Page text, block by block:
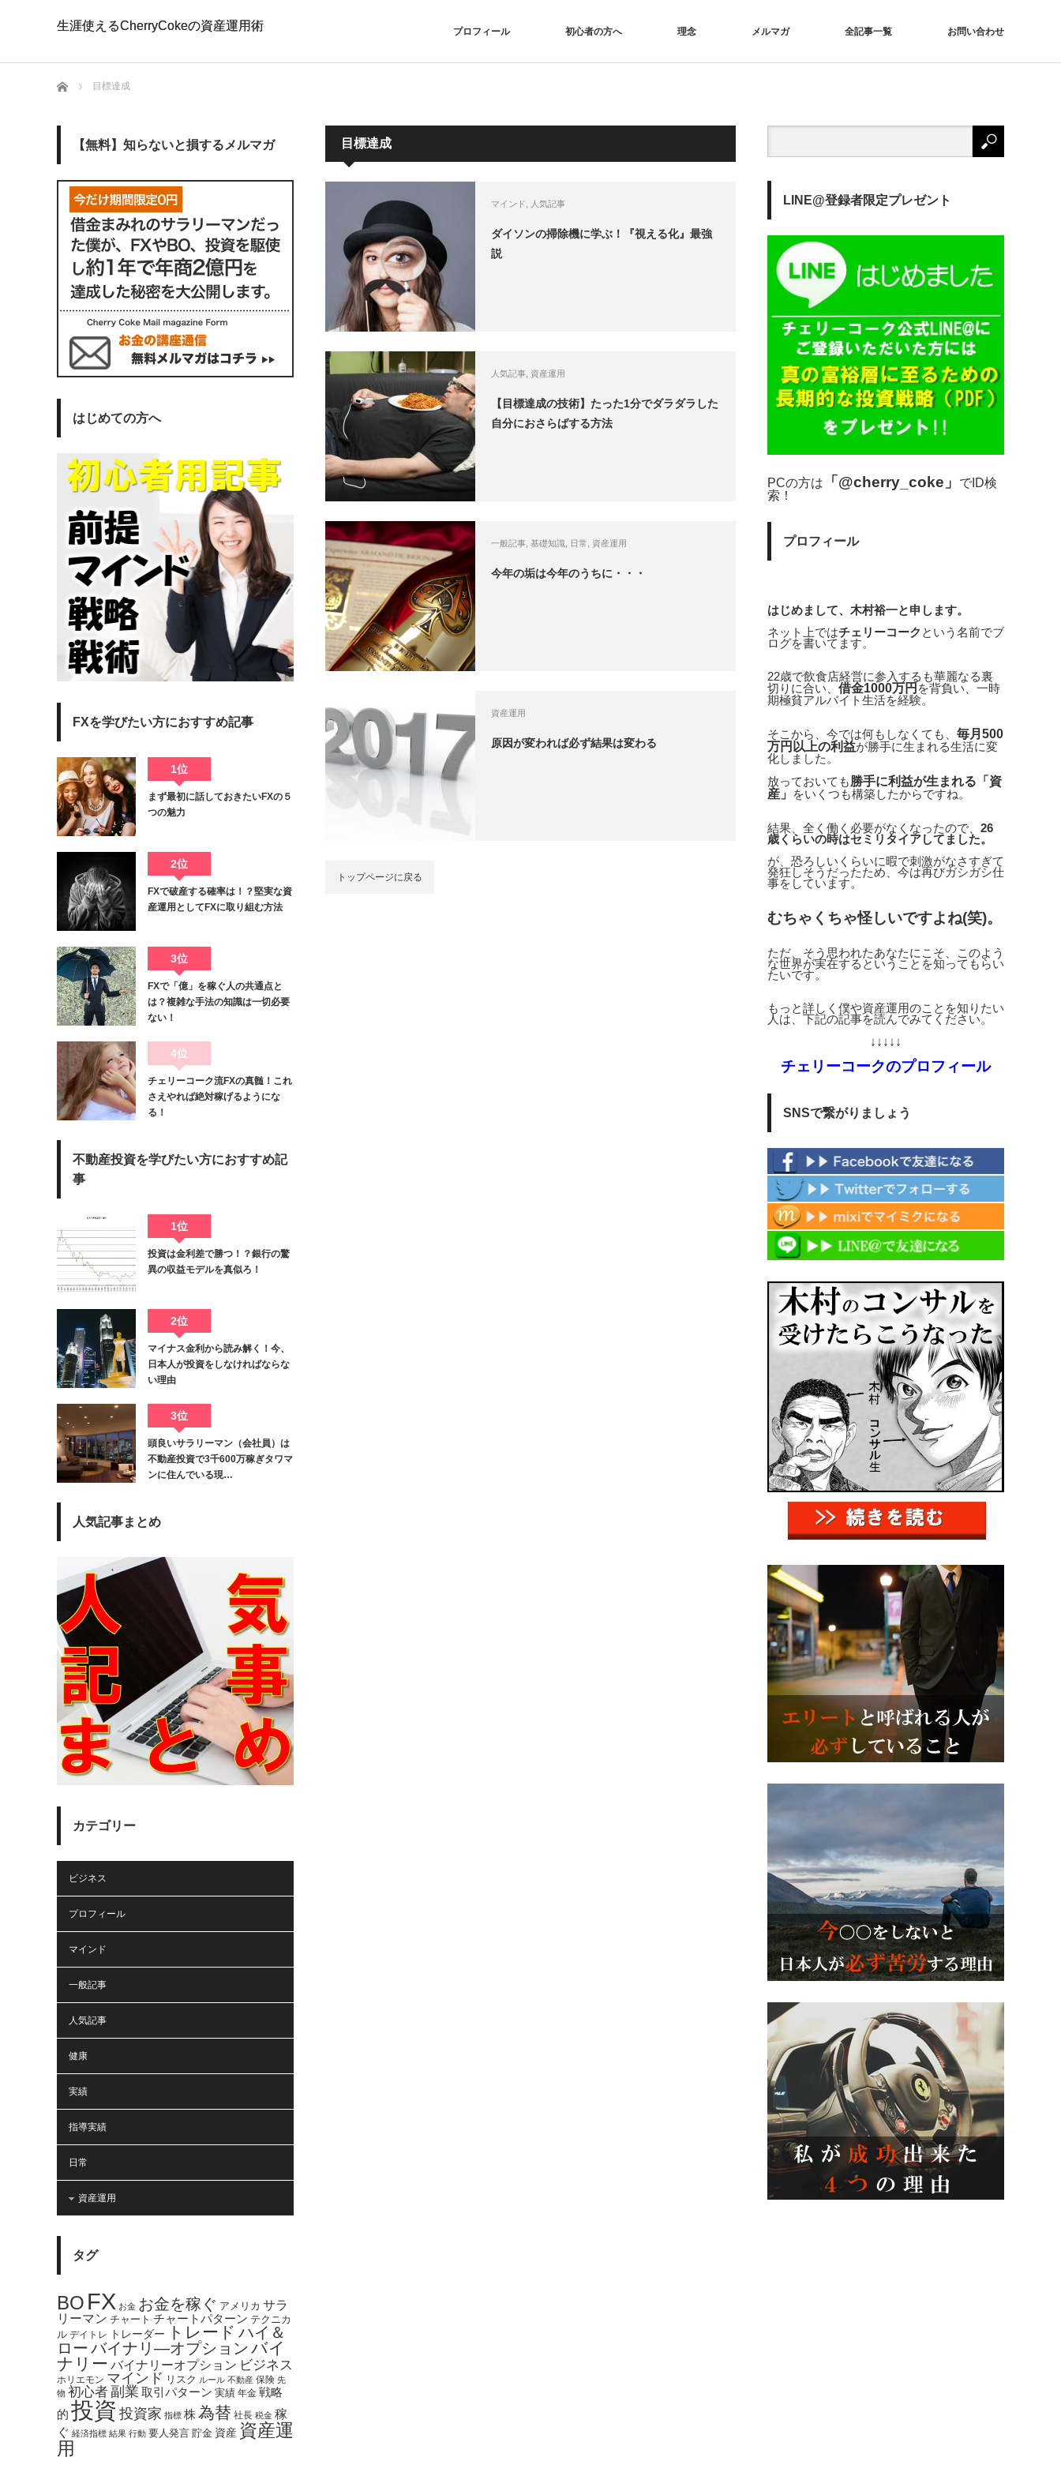
生涯使えるCherryCokeの資産運用術
生涯使えるCherryCokeの資産運用術 プロフィール 初心者の方へ 理念 メルマガ 全記事一覧 お問い合わせ
ホーム 目標達成
目標達成
マインド 人気記事
ダイソンの掃除機に学ぶ！『視える化』最強
説
人気記事 資産運用
【目標達成の技術】たった1分でダラダラした
自分におさらばする方法
一般記事 基礎知識 日常 資産運用
今年の垢は今年のうちに・・・
資産運用
原因が変われば必ず結果は変わる
トップページに戻る
【無料】知らないと損するメルマガ
はじめての方へ
FXを学びたい方におすすめ記事
1位
まず最初に話しておきたいFXの５
つの魅力
2位
FXで破産する確率は！？堅実な資
産運用としてFXに取り組む方法
3位
FXで「億」を稼ぐ人の共通点と
は？複雑な手法の知識は一切必要
ない！
4位
チェリーコーク流FXの真髄！これ
さえやれば絶対稼げるようにな
る！
不動産投資を学びたい方におすすめ記
事
1位
投資は金利差で勝つ！？銀行の驚
異の収益モデルを真似ろ！
2位
マイナス金利から読み解く！今、
日本人が投資をしなければならな
い理由
3位
頭良いサラリーマン（会社員）は
不動産投資で3千600万稼ぎタワマ
ンに住んでいる現…
人気記事まとめ
カテゴリー
ビジネス
プロフィール
マインド
一般記事
人気記事
健康
実績
指導実績
日常
資産運用
タグ
BO FX お金 お金を稼ぐ アメリカ サラ
リーマン チャート チャートパターン テクニカ
ル デイトレ トレーダー トレード ハイ＆
ローバイナリ―オプションバイ
ナリー バイナリーオプション ビジネス
ホリエモン マインド リスク ルール 不動産 保険 先
物 初心者副業 取引パターン 実績 年金 戦略
的 投資 投資家 指標 株為替 社長 税金 稼
ぐ 経済指標 結果 行動 要人発言 貯金 資産 資産運
用
LINE@登録者限定プレゼント
PCの方は 「@cherry_coke」
でID検
索！
プロフィール
はじめまして、木村裕一と申します。
ネット上ではチェリーコーク という名前でブ
ログを書いてます。
22歳で飲食店経営に参入するも華麗なる裏
切りに合い、 借金1000万円 を背負い、一時
期極貧アルバイト生活を経験。
そこから、今では何もしなくても、 毎月500
万円以上の利益が勝手に生まれる生活に変
化しました。
放っておいても勝手に利益が生まれる「資
産」
をいくつも構築したからですね。
結果、全く働く必要がなくなったので、 26
歳くらいの時はセミリタイアしてました。
が、恐ろしいくらいに暇で刺激がなさすぎて
発狂しそうだったため、今は再びガシガシ仕
事をしています。
むちゃくちゃ怪しいですよね(笑)。
ただ、そう思われたあなたにこそ、このよう
な世界が実在するということを知ってもらい
たいです。
もっと詳しく僕や資産運用のことを知りたい
人は、下記の記事を読んでみてください。
↓↓↓↓↓
チェリーコークのプロフィール
SNSで繋がりましょう